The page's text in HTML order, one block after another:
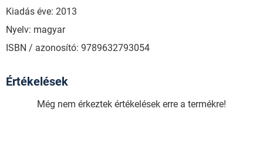
Kiadás éve: 2013
Nyelv: magyar
ISBN / azonosító: 9789632793054
Értékelések
Még nem érkeztek értékelések erre a termékre!